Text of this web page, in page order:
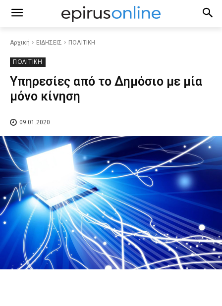
Αρχική ΕΙΔΗΣΕΙΣ ΠΟΛΙΤΙΚΗ
ΠΟΛΙΤΙΚΗ
Υπηρεσίες από το Δημόσιο με μία
μόνο κίνηση
09.01.2020